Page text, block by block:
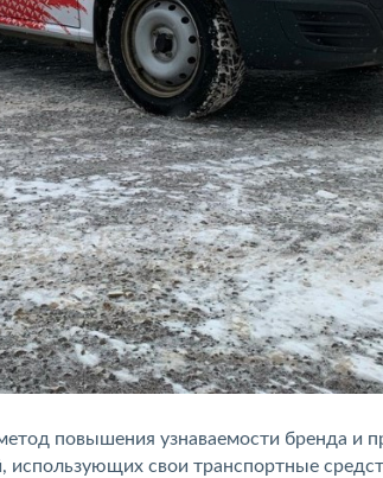
повышения узнаваемости бренда и
свои транспортные